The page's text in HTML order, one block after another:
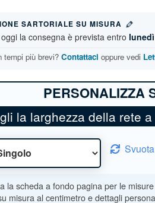
SARTORIALE SU MISURA
la consegna è prevista entro
tempi più brevi? Contattaci oppure vedi
la larghezza della rete
Svuota